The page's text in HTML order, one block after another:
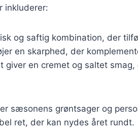
inkluderer:
og saftig kombination, der
en skarphed, der
giver en cremet og saltet
sæsonens grøntsager og
ret, der kan nydes året rundt.